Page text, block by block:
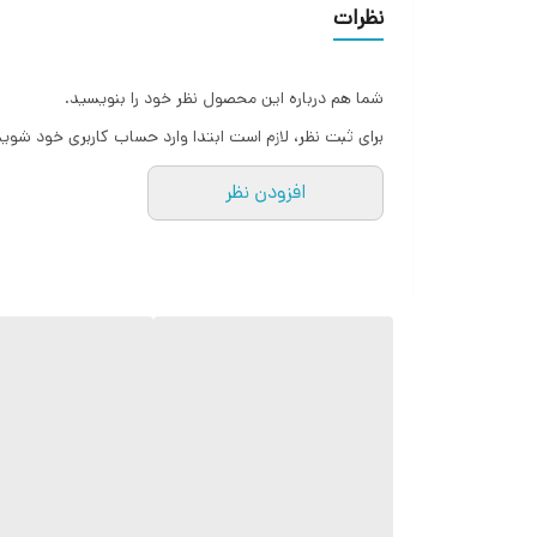
نظرات
شما هم درباره این محصول نظر خود را بنویسید.
برای ثبت نظر، لازم است ابتدا وارد حساب کاربری خود
افزودن نظر